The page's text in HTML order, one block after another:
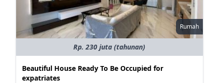
Rumah
Rp. 230 juta (tahunan)
Beautiful House Ready To Be Occupied for
expatriates